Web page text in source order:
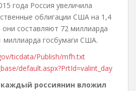
года Россия увеличила
облигации США на 1,4
составляют 72 миллиарда
госбумаги США.
ticdata/Publish/mfh.txt
default.aspx?PrtId=valint_day
каждый россиянин вложил